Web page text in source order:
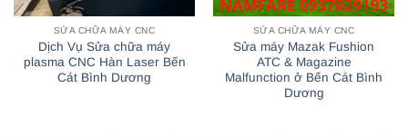
SỬA CHỮA MÁY CNC
Dịch Vụ Sửa chữa máy
plasma CNC Hàn Laser Bến
Cát Bình Dương
SỬA CHỮA MÁY CNC
Sửa máy Mazak Fushion
ATC & Magazine
Malfunction ở Bến Cát Bình
Dương